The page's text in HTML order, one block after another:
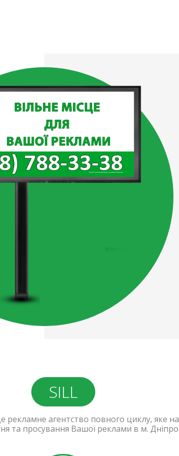
SILL
рекламне агентство повного циклу, яке
та просування Вашої реклами в м. Дніпро